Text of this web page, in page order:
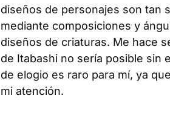
diseños de personajes son tan
mediante composiciones y
diseños de criaturas. Me hace
de Itabashi no sería posible sin
de elogio es raro para mí, ya
mi atención.